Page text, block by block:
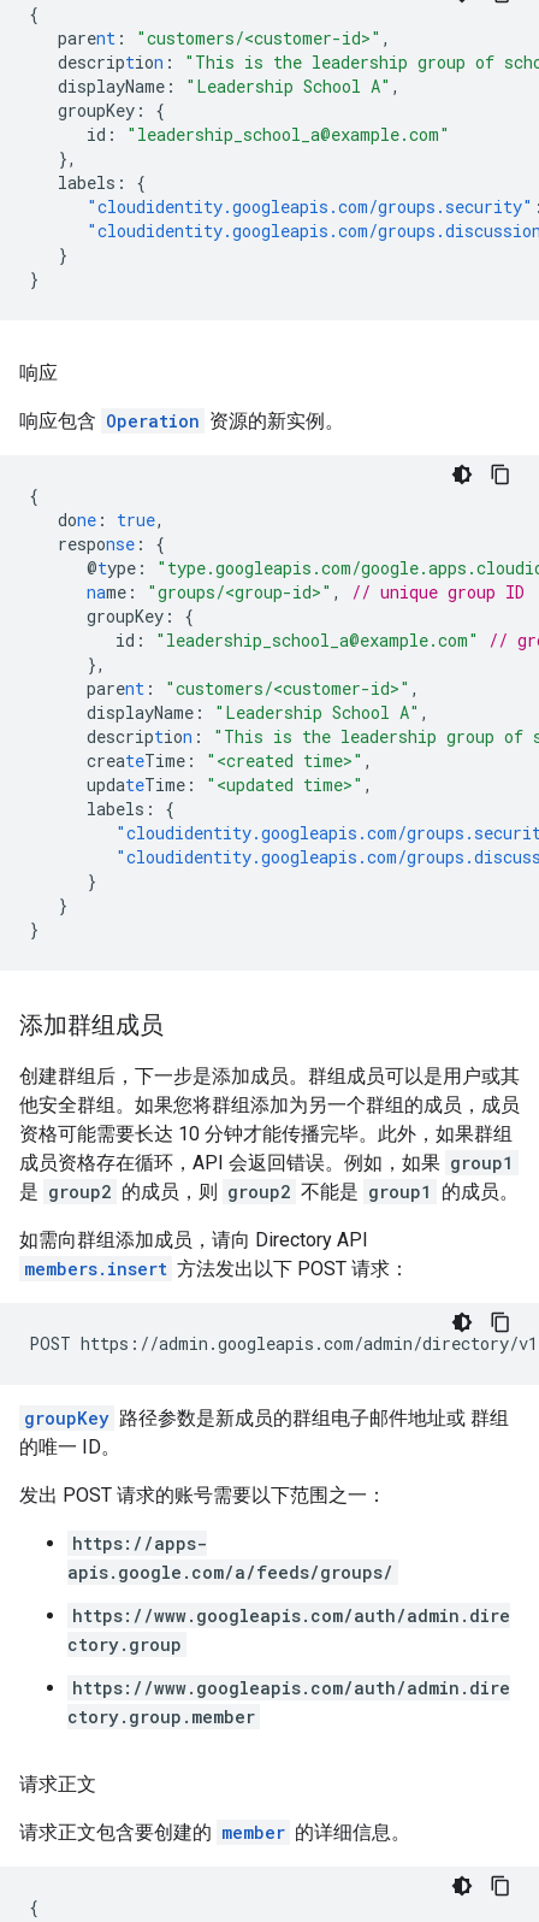
{
parent : "customers/<customer-id>" ,
description :
"This is the leadership group of
displayName : "Leadership School A" ,
groupKey :
{
id :
"leadership_school_a@example.com"
},
labels :
{
"cloudidentity.googleapis.com/groups.security"
"cloudidentity.googleapis.com/
}
}
响应
响应包含 Operation 资源的新实例。
{
done : true,
response :
{
@type :
"type.googleapis.com/
name : "groups/<group-id>" ,
// unique group ID
groupKey :
{
id : "leadership_school_a@example.com"
//
},
parent : "customers/<customer-id>" ,
displayName : "Leadership School A" ,
description :
"This is the leadership group of
createTime : "<created time>" ,
updateTime : "<updated time>" ,
labels :
{
"cloudidentity.googleapis.com/
"cloudidentity.googleapis.com/
}
}
}
添加群组成员
创建群组后，下一步是添加成员。群组成员可以是用户或其
他安全群组。如果您将群组添加为另一个群组的成员，成员
资格可能需要长达 10 分钟才能传播完毕。此外，如果群组
成员资格存在循环，API 会返回错误。例如，如果 group1
是 group2 的成员，则 group2 不能是 group1 的成员。
如需向群组添加成员，请向 Directory API
members.insert 方法发出以下 POST 请求：
groupKey 路径参数是新成员的群组电子邮件地址或 群组
的唯一 ID。
发出 POST 请求的账号需要以下范围之一：
https://apps-
apis.google.com/a/feeds/groups/
https://www.googleapis.com/auth/admin.dire
ctory.group
https://www.googleapis.com/auth/admin.dire
ctory.group.member
请求正文
请求正文包含要创建的 member 的详细信息。
{